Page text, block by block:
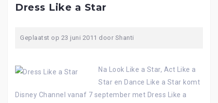
Dress Like a Star
Geplaatst op 23 juni 2011 door Shanti
Na Look Like a Star, Act Like a
Star en Dance Like a Star komt
Disney Channel vanaf 7 september met Dress Like a